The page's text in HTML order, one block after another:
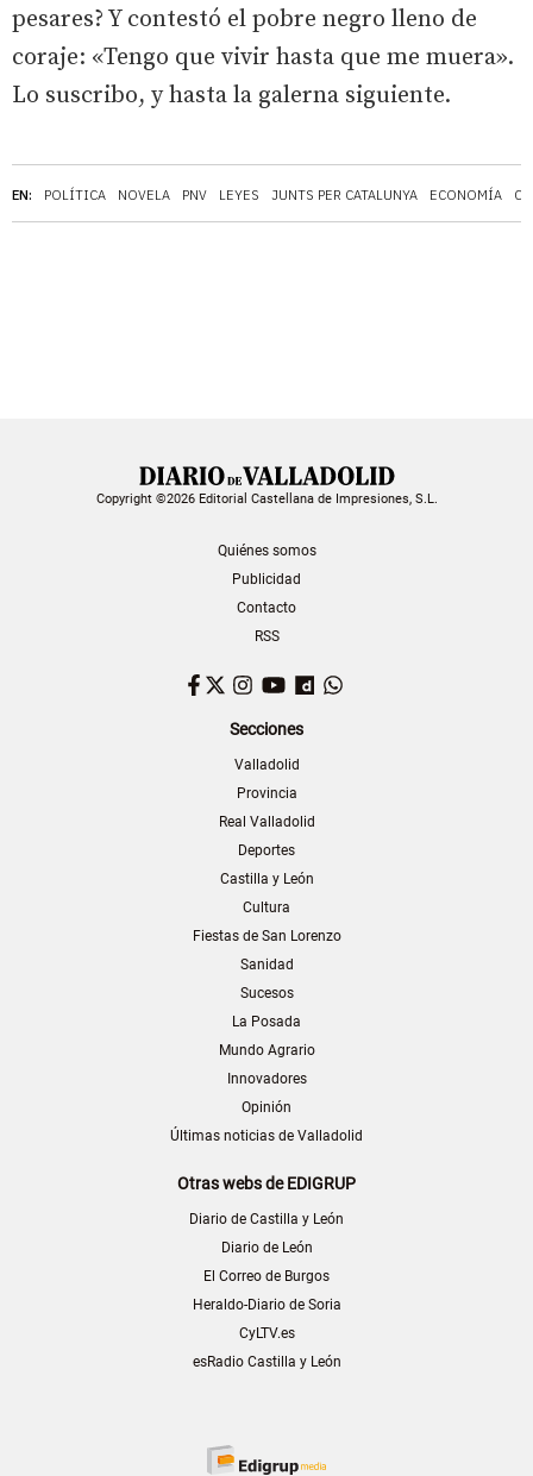
EN: POLÍTICA NOVELA PNV LEYES JUNTS PER CATALUNYA ECONOMÍA
pesares? Y contestó el pobre negro lleno de
coraje: «Tengo que vivir hasta que me muera».
Lo suscribo, y hasta la galerna siguiente.
Copyright ©2026 Editorial Castellana de Impresiones, S.L.
Quiénes somos
Publicidad
Contacto
RSS
Facebook
TwitterInstagram
YouTubeDailymotion
Secciones
Valladolid
Provincia
Real Valladolid
Deportes
Castilla y León
Cultura
Fiestas de San Lorenzo
Sanidad
Sucesos
La Posada
Mundo Agrario
Innovadores
Opinión
Últimas noticias de Valladolid
Otras webs de EDIGRUP
Diario de Castilla y León
Diario de León
El Correo de Burgos
Heraldo-Diario de Soria
CyLTV.es
esRadio Castilla y León